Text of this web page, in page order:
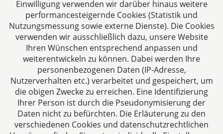
Das europäische Kanzlei-Netzwerk
Einwilligung verwenden wir darüber hinaus weitere
performancesteigernde Cookies (Statistik und
Nutzungsmessung sowie externe Dienste). Die Cookies
verwenden wir ausschließlich dazu, unsere Website
Ihren Wünschen entsprechend anpassen und
weiterentwickeln zu können. Dabei werden Ihre
personenbezogenen Daten (IP-Adresse,
Nutzerverhalten etc.) verarbeitet und gespeichert, um
die obigen Zwecke zu erreichen. Eine Identifizierung
Ihrer Person ist durch die Pseudonymisierung der
Daten nicht zu befürchten. Die Erläuterung zu den
verschiedenen Cookies und datenschutzrechtlichen